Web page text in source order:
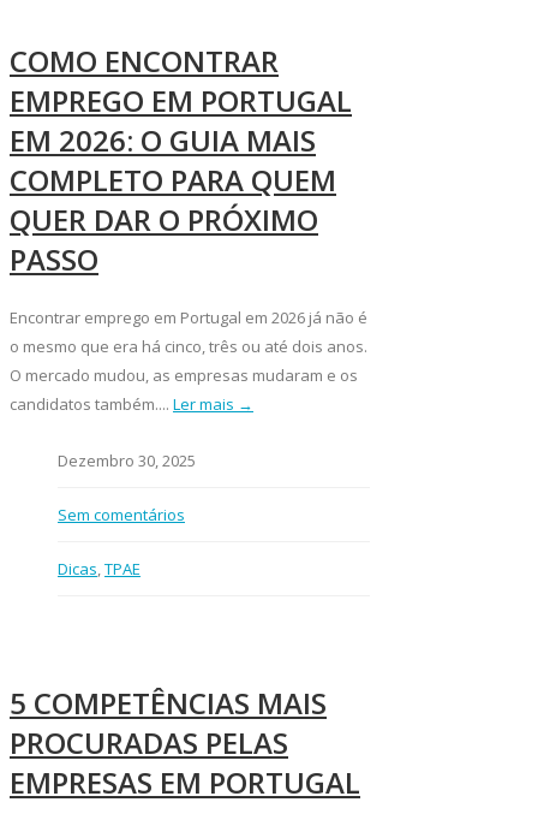
COMO ENCONTRAR
EMPREGO EM PORTUGAL
EM 2026: O GUIA MAIS
COMPLETO PARA QUEM
QUER DAR O PRÓXIMO
PASSO
Encontrar emprego em Portugal em 2026 já não é
o mesmo que era há cinco, três ou até dois anos.
O mercado mudou, as empresas mudaram e os
candidatos também.... Ler mais →
Dezembro 30, 2025
Sem comentários
Dicas,TPAE
5 COMPETÊNCIAS MAIS
PROCURADAS PELAS
EMPRESAS EM PORTUGAL